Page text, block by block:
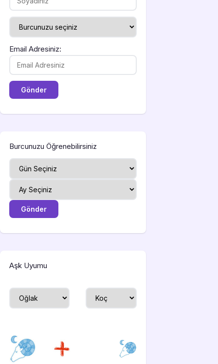
Email Adresiniz:
Burcunuzu Öğrenebilirsiniz
Aşk Uyumu